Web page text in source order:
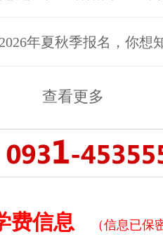
年夏秋季报名，你想
查看更多
费信息 （信息已保